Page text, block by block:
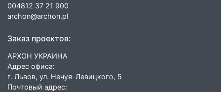
004812 37 21 900
archon@archon.pl
Заказ проектов:
АРХОН УКРАИНА
Адрес офиса:
г. Львов, ул. Нечуя-Левицкого, 5
Почтовый адрес: